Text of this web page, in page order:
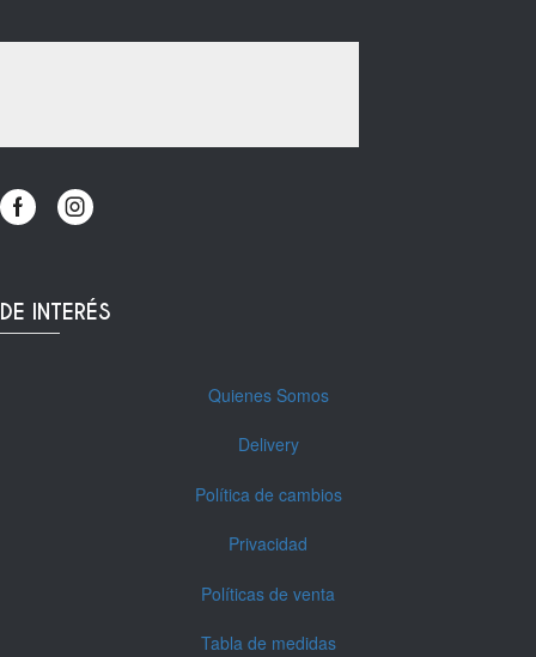
DE INTERÉS
Quienes Somos
Delivery
Política de cambios
Privacidad
Políticas de venta
Tabla de medidas